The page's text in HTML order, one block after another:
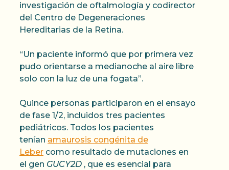
investigación de oftalmología y codirector
del Centro de Degeneraciones
Hereditarias de la Retina.
“Un paciente informó que por primera vez
pudo orientarse a medianoche al aire libre
solo con la luz de una fogata”.
Quince personas participaron en el ensayo
de fase 1/2, incluidos tres pacientes
pediátricos. Todos los pacientes
tenían amaurosis congénita de
Leber como resultado de mutaciones en
el gen GUCY2D , que es esencial para